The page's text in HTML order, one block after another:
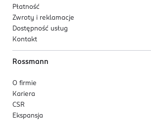
Płatność
Zwroty i reklamacje
Dostępność usług
Kontakt
Rossmann
O firmie
Kariera
CSR
Ekspansja